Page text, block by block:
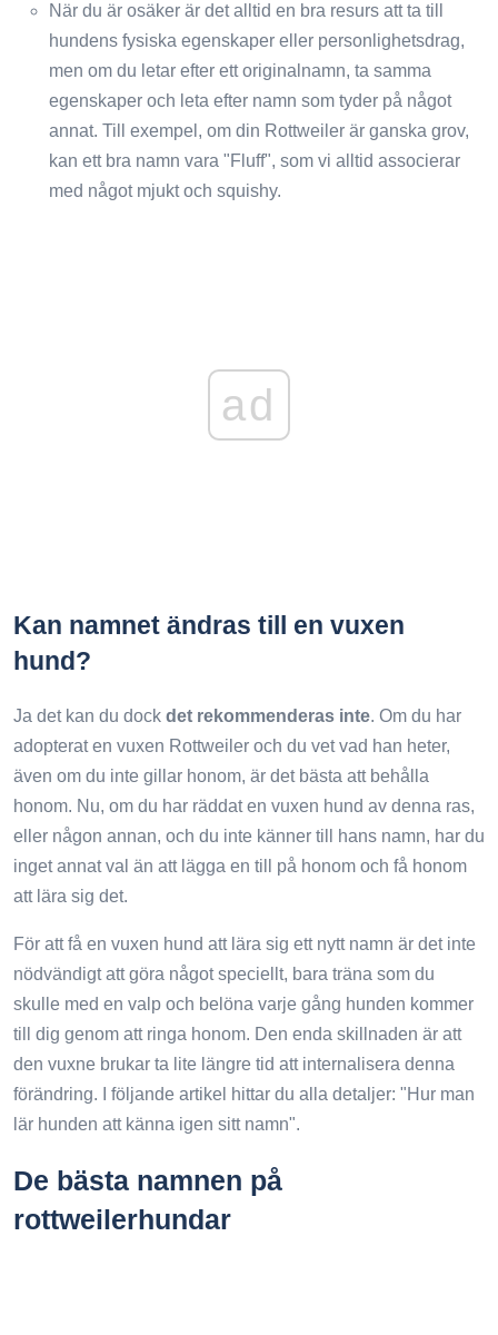
När du är osäker är det alltid en bra resurs att ta till
hundens fysiska egenskaper eller personlighetsdrag,
men om du letar efter ett originalnamn, ta samma
egenskaper och leta efter namn som tyder på något
annat. Till exempel, om din Rottweiler är ganska grov,
kan ett bra namn vara "Fluff", som vi alltid associerar
med något mjukt och squishy.
ad
Kan namnet ändras till en vuxen
hund?
Ja det kan du dock det rekommenderas inte. Om du har
adopterat en vuxen Rottweiler och du vet vad han heter,
även om du inte gillar honom, är det bästa att behålla
honom. Nu, om du har räddat en vuxen hund av denna ras,
eller någon annan, och du inte känner till hans namn, har du
inget annat val än att lägga en till på honom och få honom
att lära sig det.
För att få en vuxen hund att lära sig ett nytt namn är det inte
nödvändigt att göra något speciellt, bara träna som du
skulle med en valp och belöna varje gång hunden kommer
till dig genom att ringa honom. Den enda skillnaden är att
den vuxne brukar ta lite längre tid att internalisera denna
förändring. I följande artikel hittar du alla detaljer: "Hur man
lär hunden att känna igen sitt namn".
De bästa namnen på
rottweilerhundar